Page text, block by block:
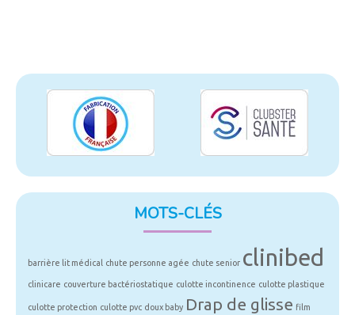
MOTS-CLÉS
barrière lit médical chute personne agée chute senior clinibed
clinicare couverture bactériostatique culotte incontinence culotte plastique
culotte protection culotte pvc doux baby Drap de glisse film